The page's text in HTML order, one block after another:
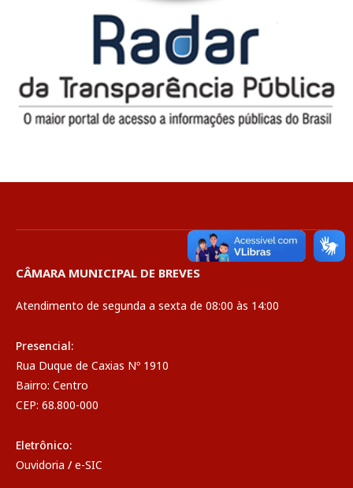
CÂMARA MUNICIPAL DE BREVES
Atendimento de segunda a sexta de 08:00 às 14:00
Presencial:
Rua Duque de Caxias Nº 1910
Bairro: Centro
CEP: 68.800-000
Eletrônico:
Ouvidoria / e-SIC